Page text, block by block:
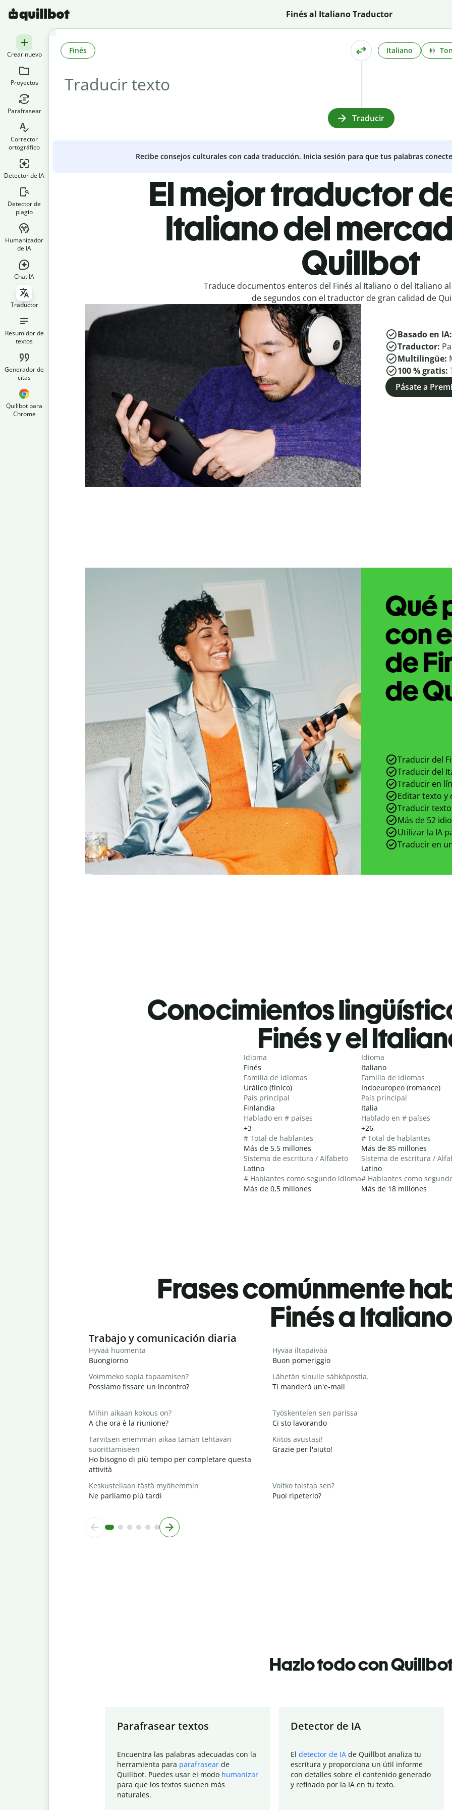
Finés al Italiano Traductor
Crear nuevo
Proyectos
Parafrasear
Corrector
ortográfico
Detector de IA
Detector de
plagio
Humanizador
de IA
Chat IA
Traductor
Resumidor de
textos
Generador de
citas
Quillbot para
Chrome
Finés Italiano
Traducir
Recibe consejos culturales con cada traducción. Inicia sesión para que tus palabras
El mejor traductor
Italiano del
Quillbot
Traduce documentos enteros del Finés al Italiano o del Italiano
de segundos con el traductor de gran calidad de
Basado en IA:
Traductor:
Multilingüe:
100 % gratis:
Pásate a
Qué
con
de
de
Traducir del
Traducir del
Traducir en
Editar texto y
Traducir
Más de 52
Utilizar la IA
Traducir en
Conocimientos
Finés y el
Idioma
Finés
Familia de idiomas
Urálico (fínico)
País principal
Finlandia
Hablado en # países
+3
# Total de hablantes
Más de 5,5 millones
Sistema de escritura / Alfabeto
Latino
# Hablantes como segundo idioma
Más de 0,5 millones
Idioma
Italiano
Familia de idiomas
Indoeuropeo (romance)
País principal
Italia
Hablado en # países
+26
# Total de hablantes
Más de 85 millones
Sistema de escritura /
Latino
# Hablantes como
Más de 18 millones
Frases comúnmente
Finés a Italiano
Slide 1 of 6
Trabajo y comunicación diaria
Hyvää huomenta
Buongiorno
Hyvää iltapäivää
Buon pomeriggio
Voimmeko sopia tapaamisen?
Possiamo fissare un incontro?
Lähetän sinulle sähköpostia.
Ti manderò un'e-mail
Mihin aikaan kokous on?
A che ora è la riunione?
Työskentelen sen parissa
Ci sto lavorando
Tarvitsen enemmän aikaa tämän tehtävän
suorittamiseen
Ho bisogno di più tempo per completare questa
attività
Kiitos avustasi!
Grazie per l'aiuto!
Keskustellaan tästä myöhemmin
Ne parliamo più tardi
Voitko toistaa sen?
Puoi ripeterlo?
Hazlo todo con
Parafrasear textos
Encuentra las palabras adecuadas con la
herramienta para parafrasear de
Quillbot. Puedes usar el modo humanizar
para que los textos suenen más
naturales.
Detector de IA
El detector de IA de Quillbot analiza tu
escritura y proporciona un útil informe
con detalles sobre el contenido generado
y refinado por la IA en tu texto.